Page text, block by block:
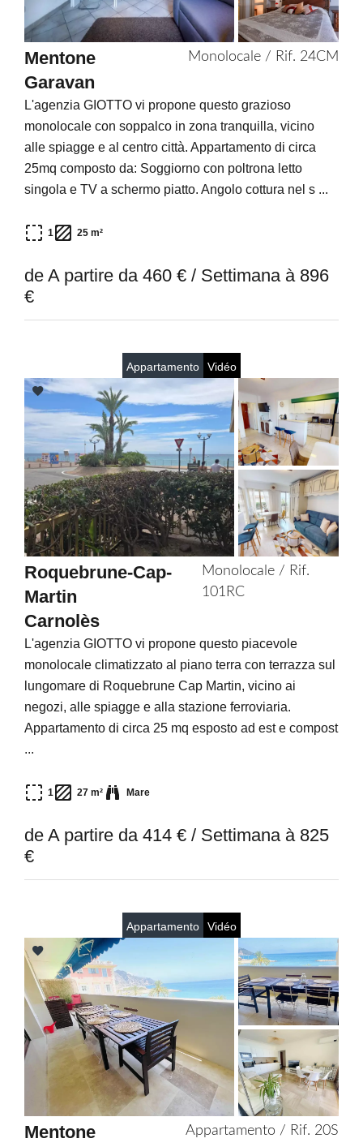
Mentone
Garavan
Monolocale / Rif. 24CM
L'agenzia GIOTTO vi propone questo grazioso
monolocale con soppalco in zona tranquilla, vicino
alle spiagge e al centro città. Appartamento di circa
25mq composto da: Soggiorno con poltrona letto
singola e TV a schermo piatto. Angolo cottura nel s ...
1 25 m²
de A partire da 460 € / Settimana à 896
€
Add
to
selection
Appartamento Vidéo
Roquebrune-Cap-
Martin
Carnolès
Monolocale / Rif.
101RC
L'agenzia GIOTTO vi propone questo piacevole
monolocale climatizzato al piano terra con terrazza sul
lungomare di Roquebrune Cap Martin, vicino ai
negozi, alle spiagge e alla stazione ferroviaria.
Appartamento di circa 25 mq esposto ad est e compost
...
1 27 m² Mare
de A partire da 414 € / Settimana à 825
€
Add
to
selection
Appartamento Vidéo
Mentone
Appartamento / Rif. 20S